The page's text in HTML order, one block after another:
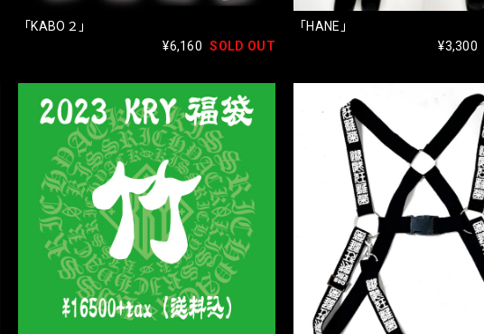
「KABO２」
¥6,160 SOLD OUT
「HANE」
¥3,300